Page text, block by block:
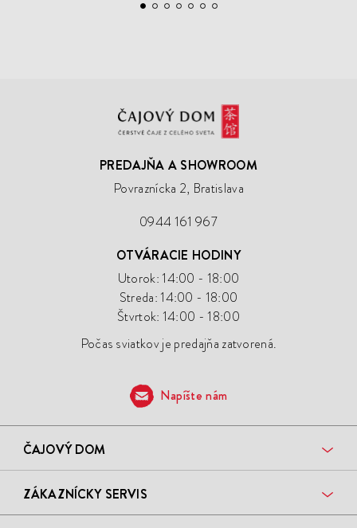
Čajový
Dom
PREDAJŇA A SHOWROOM
Povraznícka 2, Bratislava
0944 161 967
OTVÁRACIE HODINY
Utorok: 14:00 - 18:00
Streda: 14:00 - 18:00
Štvrtok: 14:00 - 18:00
Počas sviatkov je predajňa zatvorená.
Napíšte nám
ČAJOVÝ DOM
ZÁKAZNÍCKY SERVIS